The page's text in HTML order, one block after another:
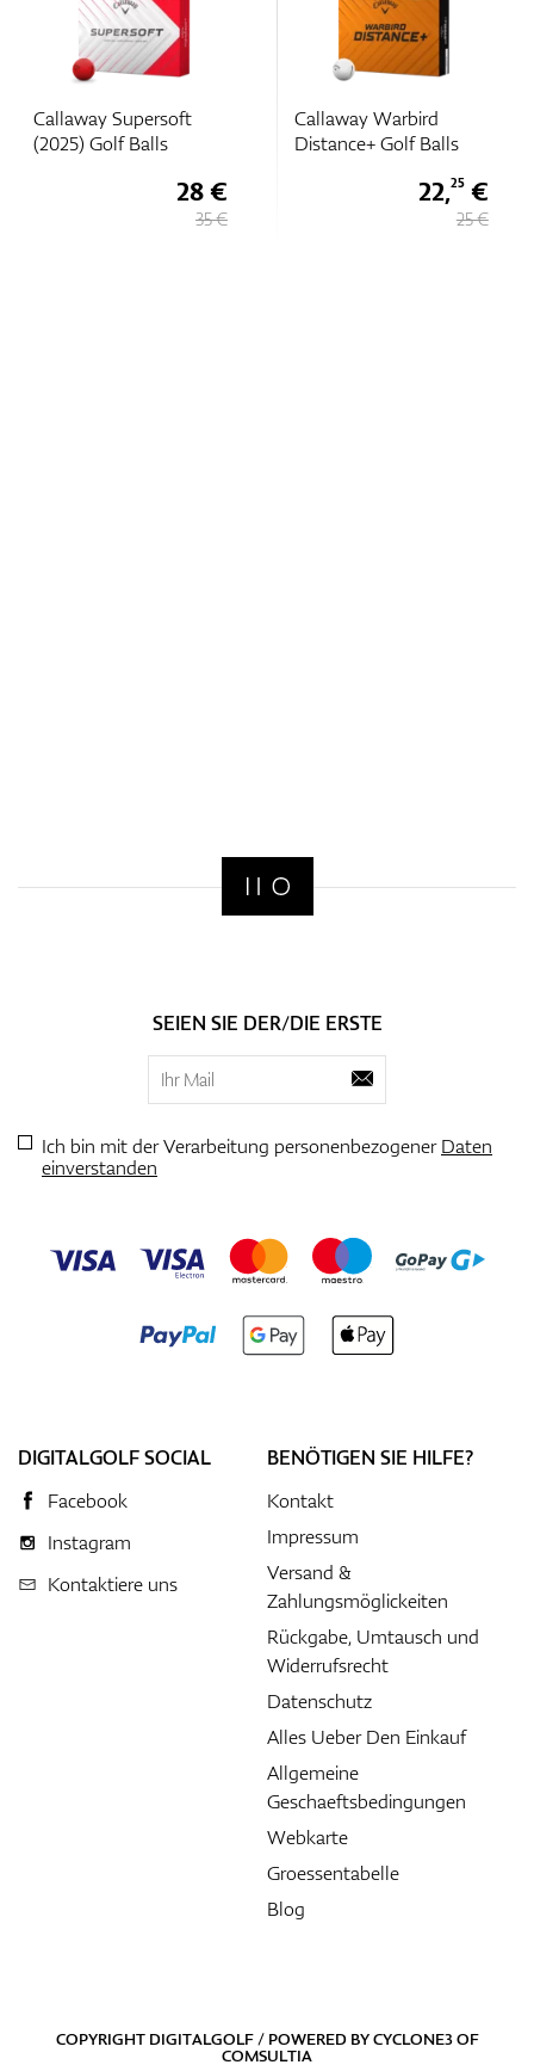
Callaway Supersoft
(2025) Golf Balls
28 €
35 €
Callaway Warbird
Distance+ Golf Balls
22,25€
25 €
SEIEN SIE DER/DIE ERSTE
Ich bin mit der Verarbeitung personenbezogenerDaten
einverstanden
DIGITALGOLF SOCIAL
Facebook
Instagram
Kontaktiere uns
BENÖTIGEN SIE HILFE?
Kontakt
Impressum
Versand &
Zahlungsmöglickeiten
Rückgabe, Umtausch und
Widerrufsrecht
Datenschutz
Alles Ueber Den Einkauf
Allgemeine
Geschaeftsbedingungen
Webkarte
Groessentabelle
Blog
COPYRIGHT DIGITALGOLF / POWERED BYCYCLONE3OF
COMSULTIA